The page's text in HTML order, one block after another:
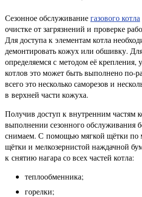
Сезонное обслуживаниегазового котла
очистке от загрязнений и проверке
Для доступа к элементам котла
демонтировать кожух или обшивку.
определяемся с методом её крепления,
котлов это может быть выполнено по-
всего это несколько саморезов и
в верхней части кожуха.
Получив доступ к внутренним частям
выполнении сезонного обслуживания
снимаем. С помощью мягкой щётки по
щётки и мелкозернистой наждачной
к снятию нагара со всех частей котла:
теплообменника;
горелки;